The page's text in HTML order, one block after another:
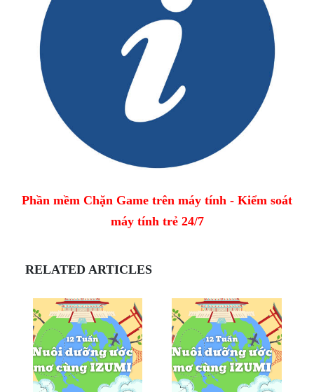
Phần mềm Chặn Game trên máy tính - Kiểm soát
máy tính trẻ 24/7
RELATED ARTICLES